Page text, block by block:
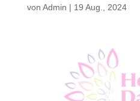
von Admin | 19 Aug., 2024